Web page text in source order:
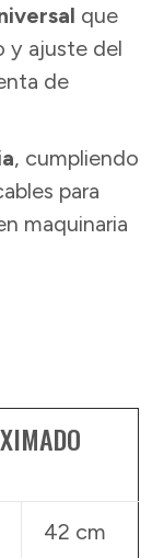
que
y ajuste del
de
, cumpliendo
para
maquinaria
42 cm